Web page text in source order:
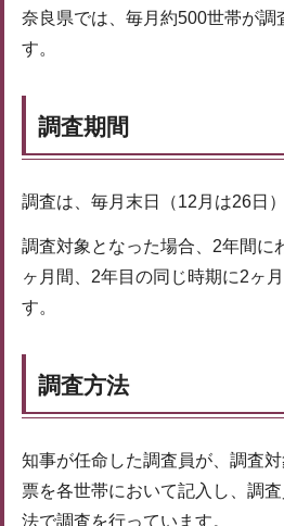
奈良県では、毎月約500世帯が調
す。
調査期間
調査は、毎月末日（12月は26日
調査対象となった場合、2年間に
ヶ月間、2年目の同じ時期に2ヶ
す。
調査方法
知事が任命した調査員が、調査
票を各世帯において記入し、調
法で調査を行っています。